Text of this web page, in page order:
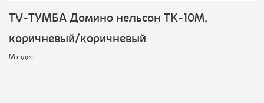
TV-ТУМБА Домино нельсон ТК-10М,
коричневый/коричневый
Мэрдес